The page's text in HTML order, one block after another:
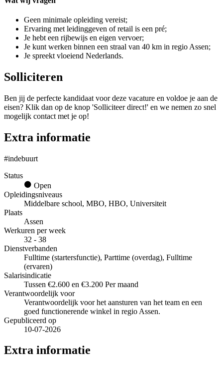
Geen minimale opleiding vereist;
Ervaring met leidinggeven of retail is een pré;
Je hebt een rijbewijs en eigen vervoer;
Je kunt werken binnen een straal van 40 km in regio Assen;
Je spreekt vloeiend Nederlands.
Solliciteren
Ben jij de perfecte kandidaat voor deze vacature en voldoe je aan de
eisen? Klik dan op de knop 'Solliciteer direct!' en we nemen zo snel
mogelijk contact met je op!
Extra informatie
#indebuurt
Status
Open
Opleidingsniveaus
Middelbare school, MBO, HBO, Universiteit
Plaats
Assen
Werkuren per week
32 - 38
Dienstverbanden
Fulltime (startersfunctie), Parttime (overdag), Fulltime
(ervaren)
Salarisindicatie
Tussen €2.600 en €3.200 Per maand
Verantwoordelijk voor
Verantwoordelijk voor het aansturen van het team en een
goed functionerende winkel in regio Assen.
Gepubliceerd op
10-07-2026
Extra informatie